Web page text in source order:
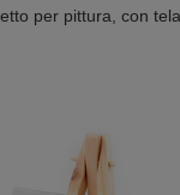
per pittura, con